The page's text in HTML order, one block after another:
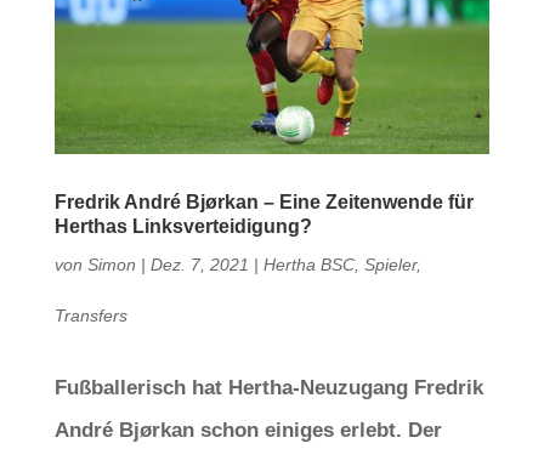
Fredrik André Bjørkan – Eine Zeitenwende für
Herthas Linksverteidigung?
von Simon | Dez. 7, 2021 | Hertha BSC, Spieler,
Transfers
Fußballerisch hat Hertha-Neuzugang Fredrik
André Bjørkan schon einiges erlebt. Der